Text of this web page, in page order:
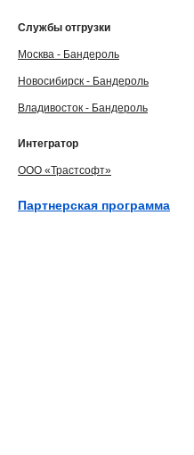
Службы отгрузки
Москва - Бандероль
Новосибирск - Бандероль
Владивосток - Бандероль
Интегратор
ООО «Трастсофт»
Партнерская программа